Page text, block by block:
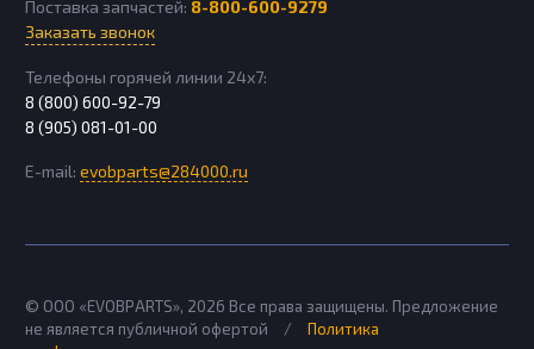
Поставка запчастей: 8-800-600-9279
Заказать звонок
Телефоны горячей линии 24х7:
8 (800) 600-92-79
8 (905) 081-01-00
E-mail: evobparts@284000.ru
© ООО «EVOBPARTS», 2026 Все права защищены. Предложение
не является публичной офертой
/
Политика